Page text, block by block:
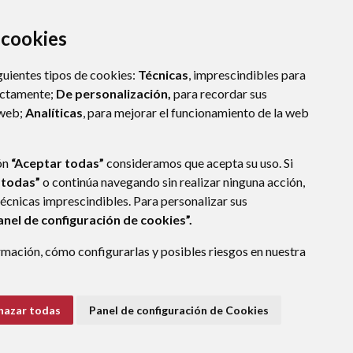
tipos de cookies: Técnicas, imprescindibles para
De personalización, para recordar sus
Analíticas, para mejorar el funcionamiento de la web
“Aceptar todas” consideramos que acepta su uso. Si
o continúa navegando sin realizar ninguna acción,
imprescindibles. Para personalizar sus
de configuración de cookies”.
cómo configurarlas y posibles riesgos en nuestra
todas Panel de configuración de Cookies
- ARAGÓN (ESPAÑA)